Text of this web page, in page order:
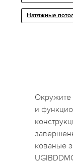
Натяжные
и
кованые